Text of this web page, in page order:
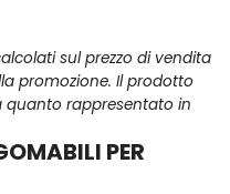
sul prezzo di vendita
promozione. Il prodotto
quanto rappresentato in
PER